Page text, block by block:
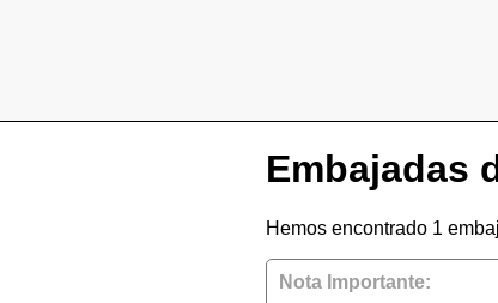
Embajadas
Hemos encontrado 1
Nota Importante: